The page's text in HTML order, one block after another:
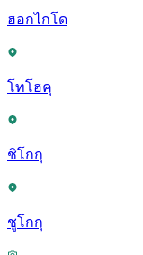
ฮอกไกโด
โทโฮคุ
ชิโกกุ
ชูโกกุ